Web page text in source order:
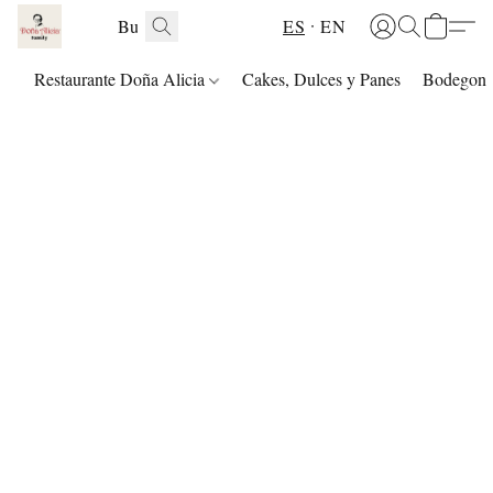
ES EN
Restaurante Doña Alicia Cakes, Dulces y Panes Bodegon